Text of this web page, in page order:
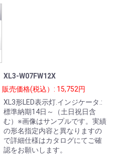
XL3-W07FW12X
販売価格(税込）: 15,752円
XL3形LED表示灯.インジケータ.:
標準納期14日～（土日祝日含
む）※画像はサンプルです。実績
の形名指定内容と異なりますの
で詳細仕様はカタログにてご確
認をお願いします。